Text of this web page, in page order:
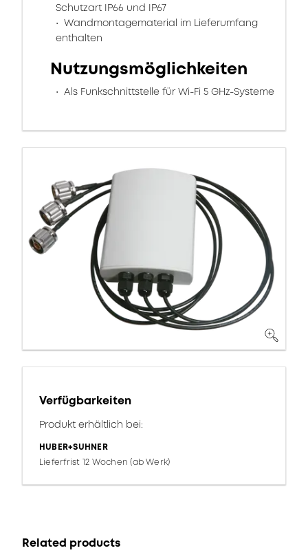
Schutzart IP66 und IP67
Wandmontagematerial im Lieferumfang
enthalten
Nutzungsmöglichkeiten
Als Funkschnittstelle für Wi-Fi 5 GHz-Systeme
Verfügbarkeiten
Produkt erhältlich bei:
HUBER+SUHNER
Lieferfrist 12 Wochen (ab Werk)
Related products